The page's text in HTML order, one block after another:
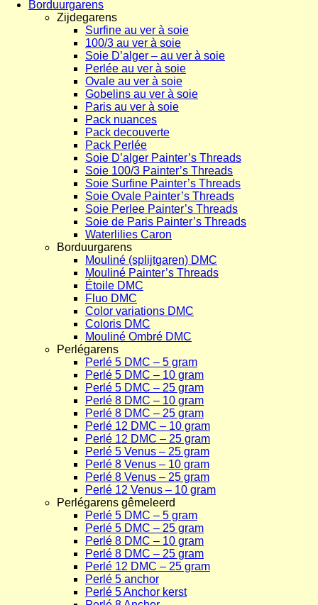
Borduurgarens
Zijdegarens
Surfine au ver à soie
100/3 au ver à soie
Soie D’alger – au ver à soie
Perlée au ver à soie
Ovale au ver à soie
Gobelins au ver à soie
Paris au ver à soie
Pack nuances
Pack decouverte
Pack Perlée
Soie D’alger Painter’s Threads
Soie 100/3 Painter’s Threads
Soie Surfine Painter’s Threads
Soie Ovale Painter’s Threads
Soie Perlee Painter’s Threads
Soie de Paris Painter’s Threads
Waterlilies Caron
Borduurgarens
Mouliné (splijtgaren) DMC
Mouliné Painter’s Threads
Étoile DMC
Fluo DMC
Color variations DMC
Coloris DMC
Mouliné Ombré DMC
Perlégarens
Perlé 5 DMC – 5 gram
Perlé 5 DMC – 10 gram
Perlé 5 DMC – 25 gram
Perlé 8 DMC – 10 gram
Perlé 8 DMC – 25 gram
Perlé 12 DMC – 10 gram
Perlé 12 DMC – 25 gram
Perlé 5 Venus – 25 gram
Perlé 8 Venus – 10 gram
Perlé 8 Venus – 25 gram
Perlé 12 Venus – 10 gram
Perlégarens gêmeleerd
Perlé 5 DMC – 5 gram
Perlé 5 DMC – 25 gram
Perlé 8 DMC – 10 gram
Perlé 8 DMC – 25 gram
Perlé 12 DMC – 25 gram
Perlé 5 anchor
Perlé 5 Anchor kerst